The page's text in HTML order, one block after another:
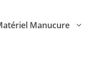
Manucure